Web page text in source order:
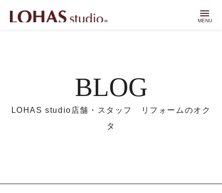
menu
MENU
BLOG
LOHAS studio店舗・スタッフ リフォームのオク
タ